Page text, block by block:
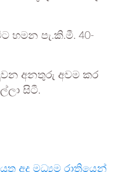
හමන පැ.කි.මී. 40-
අනතුරු අවම කර
සිටී.
අද මධ්‍යම රාත්‍රියෙන්